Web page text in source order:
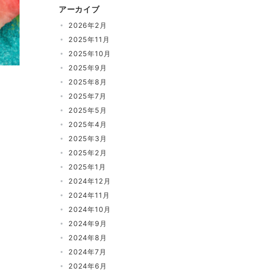
アーカイブ
2026年2月
2025年11月
2025年10月
2025年9月
2025年8月
2025年7月
2025年5月
2025年4月
2025年3月
2025年2月
2025年1月
2024年12月
2024年11月
2024年10月
2024年9月
2024年8月
2024年7月
2024年6月